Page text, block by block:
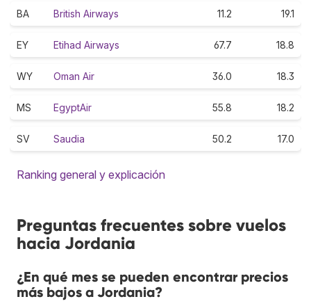
BA British Airways 11.2 19.1
EY Etihad Airways 67.7 18.8
WY Oman Air 36.0 18.3
MS EgyptAir 55.8 18.2
SV Saudia 50.2 17.0
Ranking general y explicación
Preguntas frecuentes sobre vuelos
hacia Jordania
¿En qué mes se pueden encontrar precios
más bajos a Jordania?